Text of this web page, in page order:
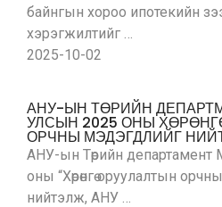
байнгын хороо ипотекийн
хэрэгжилтийг …
2025-10-02
АНУ-ЫН ТӨРИЙН
УЛСЫН 2025 ОНЫ
ОРЧНЫ МЭДЭГДЛИЙГ
АНУ-ын Төрийн департамент
оны “Хөрөнгө оруулалтын
нийтэлж, АНУ …